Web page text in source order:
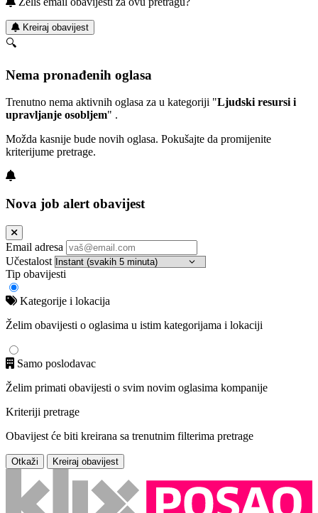
Kreiraj obavijest
🔍
Nema pronađenih oglasa
Trenutno nema aktivnih oglasa za u kategoriji "Ljudski resursi i
upravljanje osobljem" .
Možda kasnije bude novih oglasa. Pokušajte da promijenite
kriterijume pretrage.
Nova job alert obavijest
Email adresa
Učestalost
Tip obavijesti
Kategorije i lokacija
Želim obavijesti o oglasima u istim kategorijama i lokaciji
Samo poslodavac
Želim primati obavijesti o svim novim oglasima kompanije
Kriteriji pretrage
Obavijest će biti kreirana sa trenutnim filterima pretrage
Otkaži Kreiraj obavijest